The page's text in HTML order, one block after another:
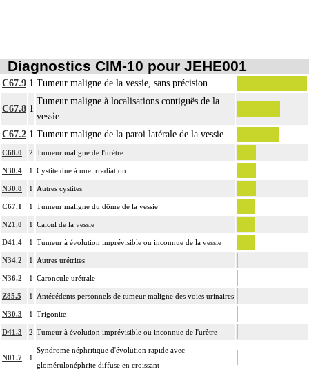
Diagnostics CIM-10 pour JEHE001
C67.9 1 Tumeur maligne de la vessie, sans précision
C67.8 1
Tumeur maligne à localisations contiguës de la
vessie
C67.2 1 Tumeur maligne de la paroi latérale de la vessie
C68.0 2 Tumeur maligne de l'urètre
N30.4 1 Cystite due à une irradiation
N30.8 1 Autres cystites
C67.1 1 Tumeur maligne du dôme de la vessie
N21.0 1 Calcul de la vessie
D41.4 1 Tumeur à évolution imprévisible ou inconnue de la vessie
N34.2 1 Autres urétrites
N36.2 1 Caroncule urétrale
Z85.5 1 Antécédents personnels de tumeur maligne des voies urinaires
N30.3 1 Trigonite
D41.3 2 Tumeur à évolution imprévisible ou inconnue de l'urètre
N01.7 1
Syndrome néphritique d'évolution rapide avec
glomérulonéphrite diffuse en croissant